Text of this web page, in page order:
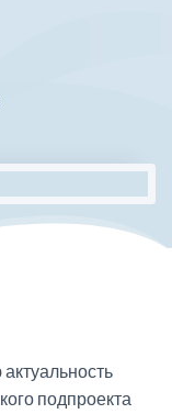
подпроекта